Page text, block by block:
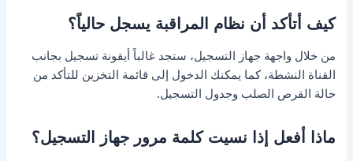
كيف أتأكد أن نظام المراقبة يسجل حالياً؟
من خلال واجهة جهاز التسجيل، ستجد غالباً أيقونة تسجيل بجانب
القناة النشطة، كما يمكنك الدخول إلى قائمة التخزين للتأكد من
حالة القرص الصلب وجدول التسجيل.
ماذا أفعل إذا نسيت كلمة مرور جهاز التسجيل؟